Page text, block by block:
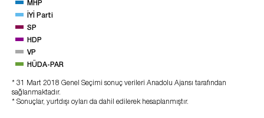
MHP
İYİ Parti
SP
HDP
VP
HÜDA-PAR
* 31 Mart 2018 Genel Seçimi sonuç verileri Anadolu Ajansı tarafından
sağlanmaktadır.
* Sonuçlar, yurtdışı oyları da dahil edilerek hesaplanmıştır.